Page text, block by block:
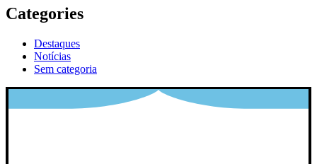
Categories
Destaques
Notícias
Sem categoria